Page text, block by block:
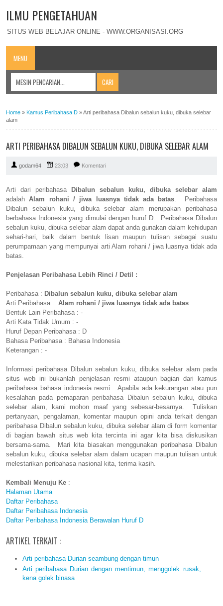
ILMU PENGETAHUAN
SITUS WEB BELAJAR ONLINE - WWW.ORGANISASI.ORG
MENU
Home » Kamus Peribahasa D »Arti peribahasa Dibalun sebalun kuku, dibuka selebar
alam
ARTI PERIBAHASA DIBALUN SEBALUN KUKU, DIBUKA SELEBAR ALAM
godam64 23:03 Komentari
Arti dari peribahasa
Dibalun sebalun kuku, dibuka selebar alam
adalahAlam rohani / jiwa luasnya tidak ada batas. Peribahasa
Dibalun sebalun kuku, dibuka selebar alam merupakan peribahasa
berbahasa Indonesia yang dimulai dengan huruf D. Peribahasa Dibalun
sebalun kuku, dibuka selebar alam dapat anda gunakan dalam kehidupan
sehari-hari, baik dalam bentuk lisan maupun tulisan sebagai suatu
perumpamaan yang mempunyai arti Alam rohani / jiwa luasnya tidak ada
batas.
Penjelasan Peribahasa Lebih Rinci / Detil :
Peribahasa : Dibalun sebalun kuku, dibuka selebar alam
Arti Peribahasa : Alam rohani / jiwa luasnya tidak ada batas
Bentuk Lain Peribahasa : -
Arti Kata Tidak Umum : -
Huruf Depan Peribahasa : D
Bahasa Peribahasa : Bahasa Indonesia
Keterangan : -
Informasi peribahasa Dibalun sebalun kuku, dibuka selebar alam pada
situs web ini bukanlah penjelasan resmi ataupun bagian dari kamus
peribahasa bahasa indonesia resmi. Apabila ada kekurangan atau pun
kesalahan pada pemaparan peribahasa Dibalun sebalun kuku, dibuka
selebar alam, kami mohon maaf yang sebesar-besarnya. Tuliskan
pertanyaan, pengalaman, komentar maupun opini anda terkait dengan
peribahasa Dibalun sebalun kuku, dibuka selebar alam di form komentar
di bagian bawah situs web kita tercinta ini agar kita bisa diskusikan
bersama-sama. Mari kita biasakan menggunakan peribahasa Dibalun
sebalun kuku, dibuka selebar alam dalam ucapan maupun tulisan untuk
melestarikan peribahasa nasional kita, terima kasih.
Kembali Menuju Ke :
Halaman Utama
Daftar Peribahasa
Daftar Peribahasa Indonesia
Daftar Peribahasa Indonesia Berawalan Huruf D
ARTIKEL TERKAIT :
Arti peribahasa Durian seambung dengan timun
Arti peribahasa Durian dengan mentimun, menggolek rusak,
kena golek binasa